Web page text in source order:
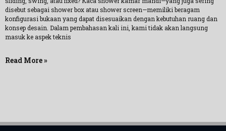
disebut sebagai shower box atau shower screen—memiliki beragam
konfigurasi bukaan yang dapat disesuaikan dengan kebutuhan ruang dan
konsep desain. Dalam pembahasan kali ini, kami tidak akan langsung
masuk ke aspek teknis
Read More »